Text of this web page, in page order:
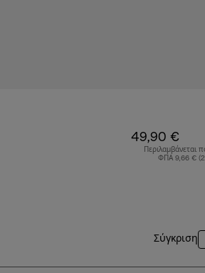
49,90 €
Περιλαμβάνεται
ΦΠΑ 9,66 €
Σύγκριση